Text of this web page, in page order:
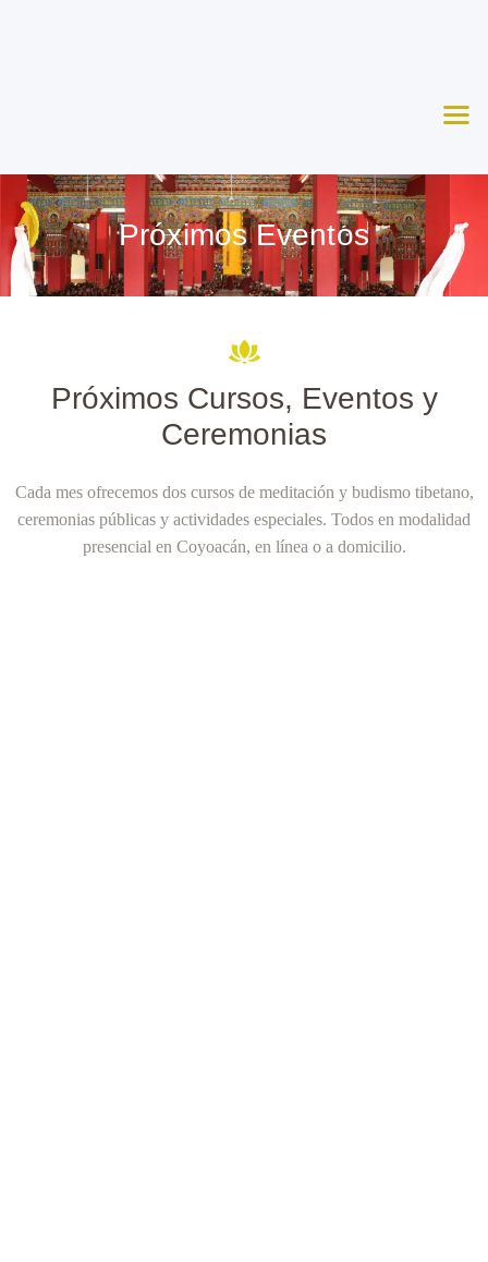
Próximos Eventos
Agenda
Apoya
Contacto
Próximos Cursos, Eventos y
Ceremonias
Cada mes ofrecemos dos cursos de meditación y budismo tibetano,
ceremonias públicas y actividades especiales. Todos en modalidad
presencial en Coyoacán, en línea o a domicilio.